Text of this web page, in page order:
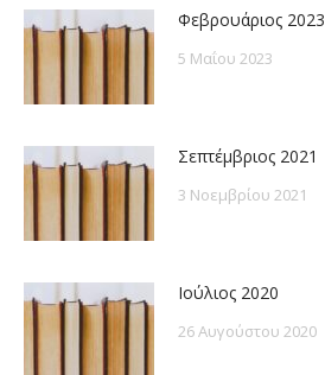
Φεβρουάριος 2023
5 Μαΐου 2023
Σεπτέμβριος 2021
3 Νοεμβρίου 2021
Ιούλιος 2020
26 Αυγούστου 2020